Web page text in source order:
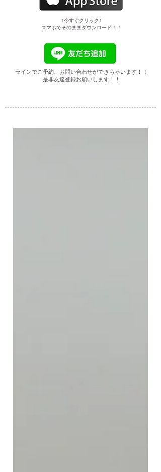
​↑今すぐクリック↑
スマホでそのままダウンロード！！
ラインでご予約、お問い合わせができちゃいます！！
是非友達登録お願いします！！